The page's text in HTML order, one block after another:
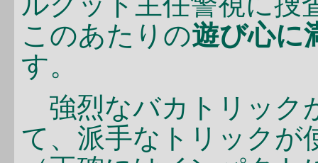
このあたりの遊び心に
す。
強烈なバカトリック
て、派手なトリックが